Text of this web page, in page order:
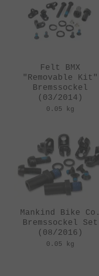
Felt BMX
"Removable Kit"
Bremssockel
(03/2014)
0.05 kg
Mankind Bike Co.
Bremssockel Set
(08/2016)
0.05 kg